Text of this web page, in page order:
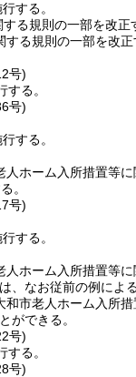
する。
る規則の一部を改正
る規則の一部を改正
号)
る。
号)
する。
人ホーム入所措置等
。
号)
する。
人ホーム入所措置等
、なお従前の例による
市老人ホーム入所
ができる。
号)
る。
号)